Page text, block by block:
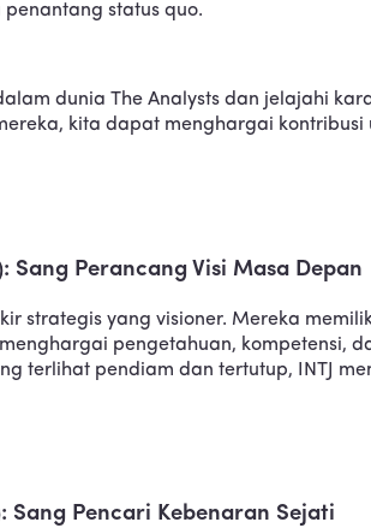
status quo.
dunia The Analysts dan jelajahi
kita dapat menghargai
Sang Perancang Visi Masa Depan
strategis yang visioner. Mereka
pengetahuan, kompetensi,
terlihat pendiam dan tertutup, INTJ
Sang Pencari Kebenaran Sejati